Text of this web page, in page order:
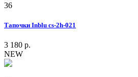
36
Тапочки Inblu cs-2h-021
3 180 р.
NEW